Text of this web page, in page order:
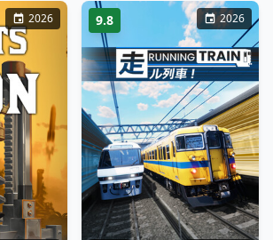
2026 9.8 2026